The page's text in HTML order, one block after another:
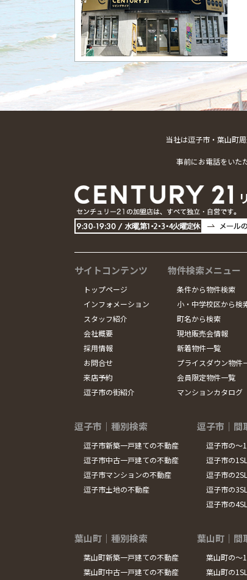
当社は逗子市・葉山町
事前にお電話をいた
サイトコンテンツ
トップページ
インフォメーション
スタッフ紹介
会社概要
採用情報
お問合せ
来店予約
逗子市の街紹介
物件検索メニュー
条件から物件検索
小・中学校区から検
町名から検索
現地販売会情報
新着物件一覧
プライスダウン物件
会員限定物件一覧
マンションカタログ
逗子市｜種別検索
逗子市新築一戸建ての不動産
逗子市中古一戸建ての不動産
逗子市マンションの不動産
逗子市土地の不動産
逗子市｜間
逗子市の～
逗子市の
逗子市の
逗子市の
逗子市の
葉山町｜種別検索
葉山町新築一戸建ての不動産
葉山町中古一戸建ての不動産
葉山町｜間
葉山町の～
葉山町の